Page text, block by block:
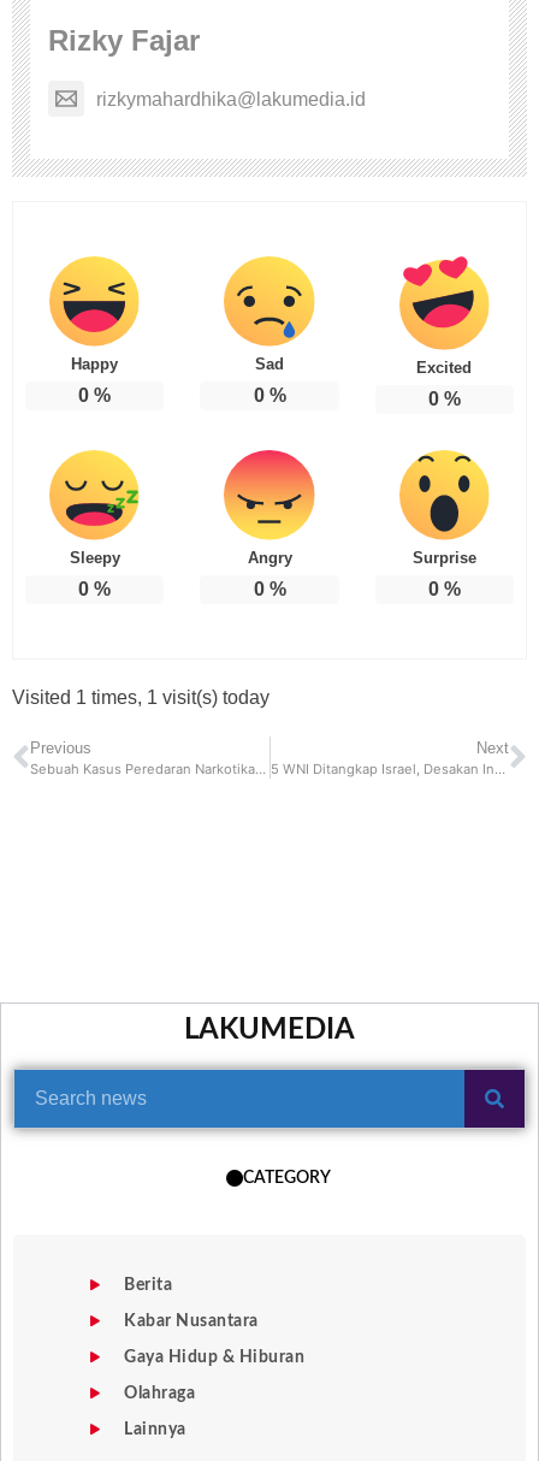
Rizky Fajar
rizkymahardhika@lakumedia.id
Happy
0 %
Sad
0%
Excited
0%
Sleepy
0 %
Angry
0%
Surprise
0%
Visited 1 times, 1 visit(s) today
Previous
Sebuah Kasus Peredaran Narkotika Berjenis Sabu Berhasil Dibongkar Polisi di Jakarta Utara
Next
5 WNI Ditangkap Israel, Desakan Indonesia untuk Meninggalkan BoP
LAKUMEDIA
CATEGORY
Berita
Kabar Nusantara
Gaya Hidup & Hiburan
Olahraga
Lainnya